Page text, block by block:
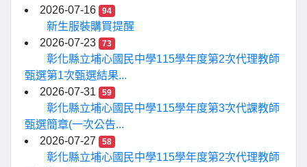
2026-07-16
94
新生服裝購買提醒
2026-07-23
73
彰化縣立埔心國民中學115學年度第2次代理教師
甄選第1次甄選結果...
2026-07-31
59
彰化縣立埔心國民中學115學年度第3次代課教師
甄選簡章(一次公告...
2026-07-27
58
彰化縣立埔心國民中學115學年度第2次代理教師